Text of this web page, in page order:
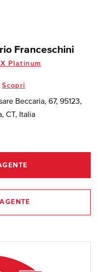
Franceschini
Platinum
Scopri
Beccaria, 67, 95123,
CT, Italia